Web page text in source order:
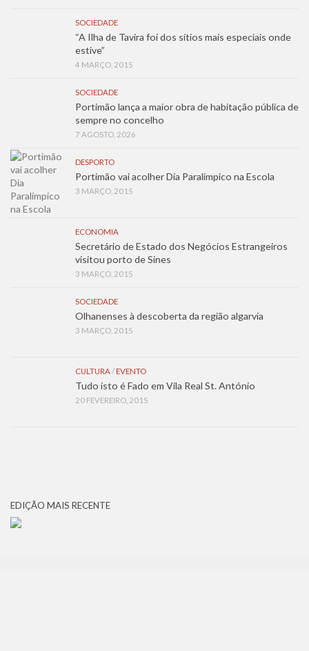
SOCIEDADE
“A Ilha de Tavira foi dos sítios mais especiais onde
estive”
4 MARÇO, 2015
SOCIEDADE
Portimão lança a maior obra de habitação pública de
sempre no concelho
7 AGOSTO, 2026
DESPORTO
Portimão vai acolher Dia Paralímpico na Escola
3 MARÇO, 2015
ECONOMIA
Secretário de Estado dos Negócios Estrangeiros
visitou porto de Sines
3 MARÇO, 2015
SOCIEDADE
Olhanenses à descoberta da região algarvia
3 MARÇO, 2015
CULTURA / EVENTO
Tudo isto é Fado em Vila Real St. António
20 FEVEREIRO, 2015
EDIÇÃO MAIS RECENTE